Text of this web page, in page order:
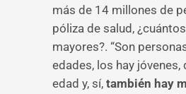
más de 14 millones de
póliza de salud,
mayores?. “Son
edades, los hay jóvenes,
edad y, sí, también hay